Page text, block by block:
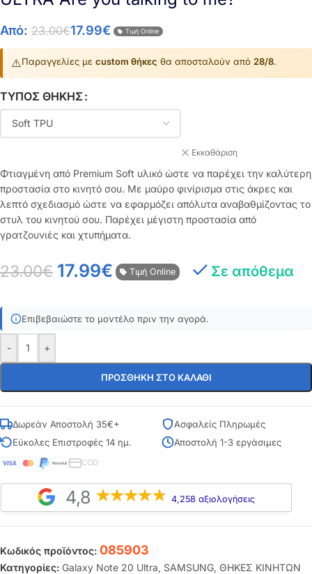
Από: 23.00€17.99€ Τιμή Online
⚠️Παραγγελίες με custom θήκες θα αποσταλούν από 28/8.
ΤΎΠΟΣ ΘΉΚΗΣ
Εκκαθάριση
Φτιαγμένη από Premium Soft υλικό ώστε να παρέχει την καλύτερη
προστασία στο κινητό σου. Με μαύρο φινίρισμα στις άκρες και
λεπτό σχεδιασμό ώστε να εφαρμόζει απόλυτα αναβαθμίζοντας το
στυλ του κινητού σου. Παρέχει μέγιστη προστασία από
γρατζουνιές και χτυπήματα.
23.00€ 17.99€ Τιμή Online Σε απόθεμα
Επιβεβαιώστε το μοντέλο πριν την αγορά.
- +
ΠΡΟΣΘΉΚΗ ΣΤΟ ΚΑΛΆΘΙ
Δωρεάν Αποστολή 35€+
Ασφαλείς Πληρωμές
Εύκολες Επιστροφές 14 ημ.
Αποστολή 1-3 εργάσιμες
COD
4,8 4,258 αξιολογήσεις
Κωδικός προϊόντος: 085903
Κατηγορίες: Galaxy Note 20 Ultra, SAMSUNG, ΘΗΚΕΣ ΚΙΝΗΤΩΝ